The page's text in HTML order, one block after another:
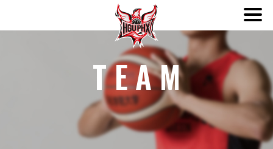
ABOUT
TEAM
SCHEDULE
TEAM